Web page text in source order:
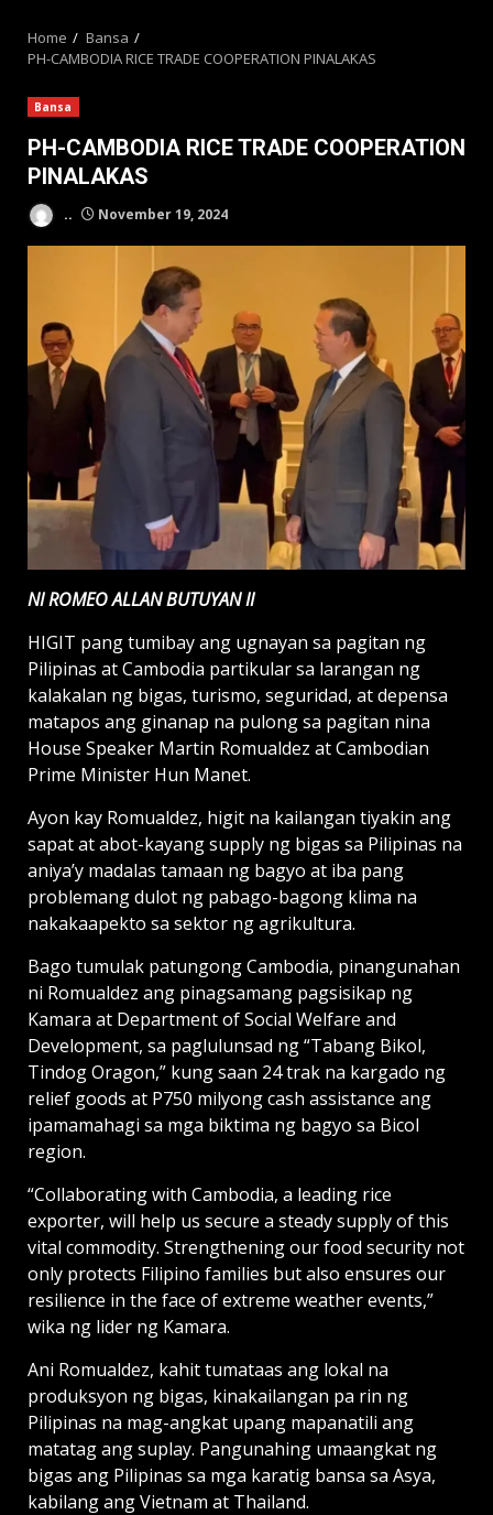
Home
Bansa
PH-CAMBODIA RICE TRADE COOPERATION PINALAKAS
Bansa
PH-CAMBODIA RICE TRADE COOPERATION
PINALAKAS
.. November 19, 2024
NI ROMEO ALLAN BUTUYAN II
HIGIT pang tumibay ang ugnayan sa pagitan ng
Pilipinas at Cambodia partikular sa larangan ng
kalakalan ng bigas, turismo, seguridad, at depensa
matapos ang ginanap na pulong sa pagitan nina
House Speaker Martin Romualdez at Cambodian
Prime Minister Hun Manet.
Ayon kay Romualdez, higit na kailangan tiyakin ang
sapat at abot-kayang supply ng bigas sa Pilipinas na
aniya’y madalas tamaan ng bagyo at iba pang
problemang dulot ng pabago-bagong klima na
nakakaapekto sa sektor ng agrikultura.
Bago tumulak patungong Cambodia, pinangunahan
ni Romualdez ang pinagsamang pagsisikap ng
Kamara at Department of Social Welfare and
Development, sa paglulunsad ng “Tabang Bikol,
Tindog Oragon,” kung saan 24 trak na kargado ng
relief goods at P750 milyong cash assistance ang
ipamamahagi sa mga biktima ng bagyo sa Bicol
region.
“Collaborating with Cambodia, a leading rice
exporter, will help us secure a steady supply of this
vital commodity. Strengthening our food security not
only protects Filipino families but also ensures our
resilience in the face of extreme weather events,”
wika ng lider ng Kamara.
Ani Romualdez, kahit tumataas ang lokal na
produksyon ng bigas, kinakailangan pa rin ng
Pilipinas na mag-angkat upang mapanatili ang
matatag ang suplay. Pangunahing umaangkat ng
bigas ang Pilipinas sa mga karatig bansa sa Asya,
kabilang ang Vietnam at Thailand.